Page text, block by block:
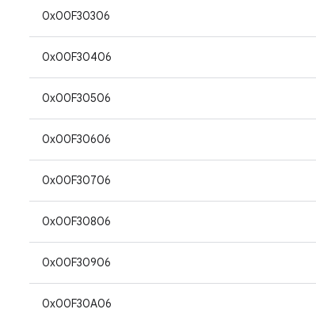
0x00F30306
0x00F30406
0x00F30506
0x00F30606
0x00F30706
0x00F30806
0x00F30906
0x00F30A06